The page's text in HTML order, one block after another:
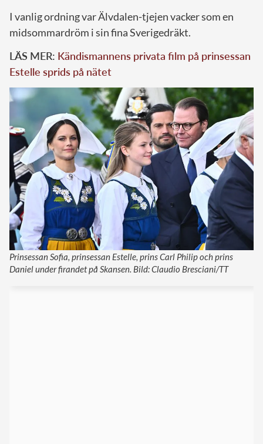
I vanlig ordning var Älvdalen-tjejen vacker som en
midsommardröm i sin fina Sverigedräkt.
LÄS MER: Kändismannens privata film på prinsessan
Estelle sprids på nätet
Prinsessan Sofia, prinsessan Estelle, prins Carl Philip och prins
Daniel under firandet på Skansen. Bild: Claudio Bresciani/TT